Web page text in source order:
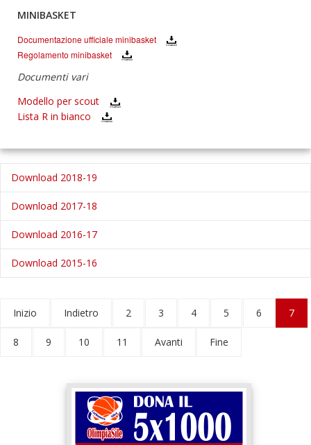
MINIBASKET
Documentazione ufficiale minibasket
Regolamento minibasket
Documenti vari
Modello per scout
Lista R in bianco
Download 2018-19
Download 2017-18
Download 2016-17
Download 2015-16
Inizio Indietro 2 3 4 5 6 7
8 9 10 11 Avanti Fine